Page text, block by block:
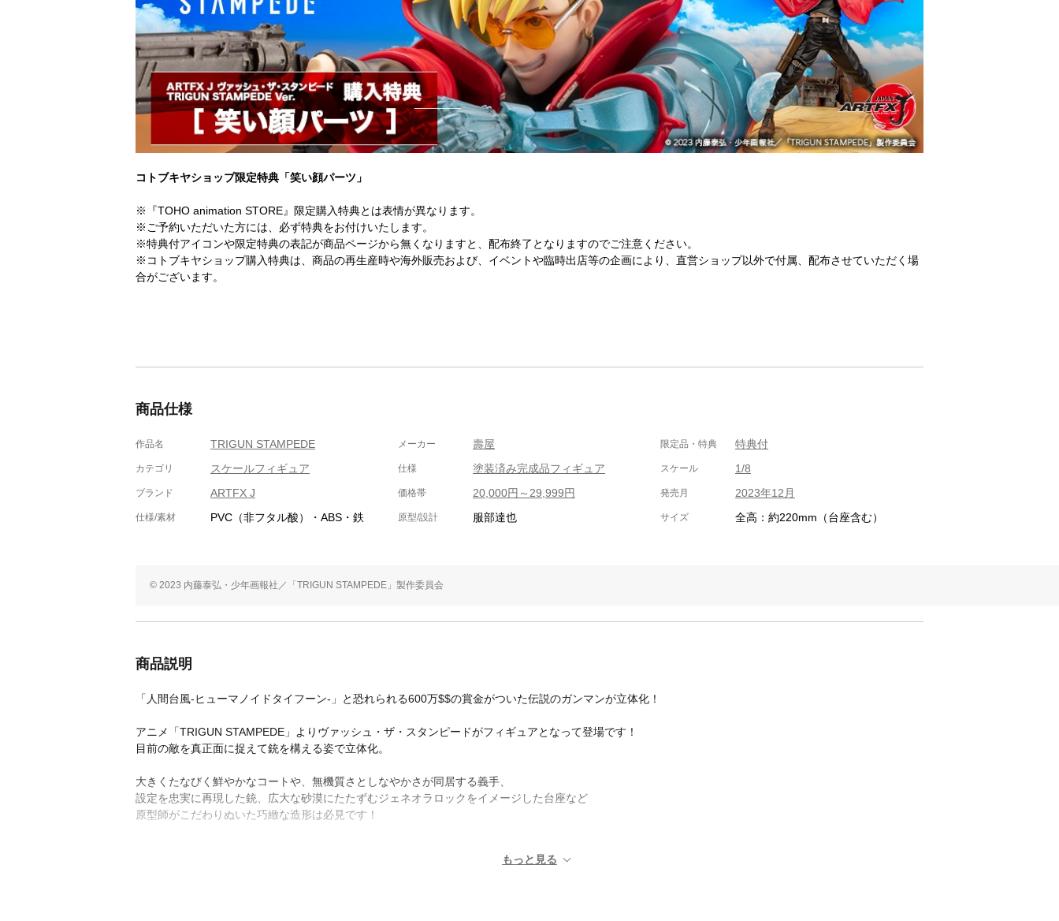
コトブキヤショップ限定特典「笑い顔パーツ」
※『TOHO animation STORE』限定購入特典とは表情が異なります。
※ご予約いただいた方には、必ず特典をお付けいたします。
※特典付アイコンや限定特典の表記が商品ページから無くなりますと、配布終了となりますのでご注意ください。
※コトブキヤショップ購入特典は、商品の再生産時や海外販売および、イベントや臨時出店等の企画により、直営ショップ以外で付属、配布させていただく場
合がございます。
商品仕様
作品名 TRIGUN STAMPEDE メーカー 壽屋 限定品・特典 特典付
カテゴリ スケールフィギュア 仕様 塗装済み完成品フィギュア スケール 1/8
ブランド ARTFX J 価格帯 20,000円～29,999円 発売月 2023年12月
仕様/素材 PVC（非フタル酸）・ABS・鉄 原型/設計 服部達也 サイズ 全高：約220mm（台座含む）
© 2023 内藤泰弘・少年画報社／「TRIGUN STAMPEDE」製作委員会
商品説明
「人間台風‐ヒューマノイドタイフーン‐」と恐れられる600万$$の賞金がついた伝説のガンマンが立体化！
アニメ「TRIGUN STAMPEDE」よりヴァッシュ・ザ・スタンピードがフィギュアとなって登場です！
目前の敵を真正面に捉えて銃を構える姿で立体化。
大きくたなびく鮮やかなコートや、無機質さとしなやかさが同居する義手、
設定を忠実に再現した銃、広大な砂漠にたたずむジェネオラロックをイメージした台座など
原型師がこだわりぬいた巧緻な造形は必見です！